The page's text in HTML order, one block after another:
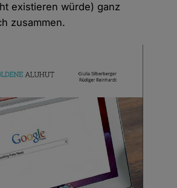
existieren würde) ganz
zusammen.